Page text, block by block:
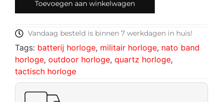
Toevoegen aan winkelwagen
Vandaag besteld is binnen 7 werkdagen in huis!
Tags: batterij horloge, militair horloge, nato band
horloge, outdoor horloge, quartz horloge,
tactisch horloge